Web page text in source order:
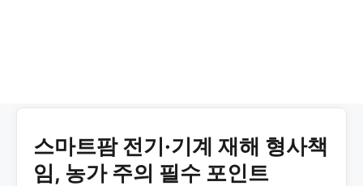
스마트팜 전기·기계 재해 형사책
임, 농가 주의 필수 포인트